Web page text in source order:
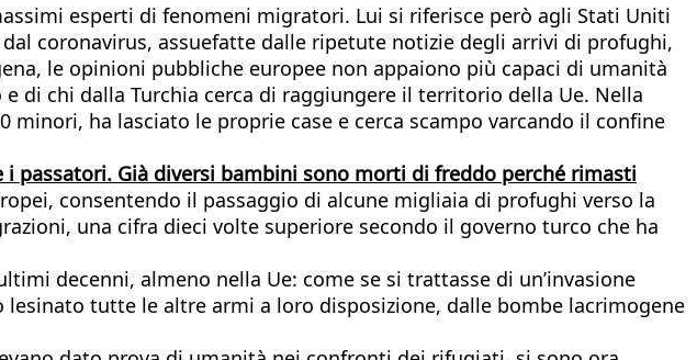
esperti di fenomeni migratori. Lui si riferisce però agli Stati Uniti
coronavirus, assuefatte dalle ripetute notizie degli arrivi di profughi,
le opinioni pubbliche europee non appaiono più capaci di umanità
chi dalla Turchia cerca di raggiungere il territorio della Ue. Nella
minori, ha lasciato le proprie case e cerca scampo varcando il confine
i passatori. Già diversi bambini sono morti di freddo perché rimasti
consentendo il passaggio di alcune migliaia di profughi verso la
una cifra dieci volte superiore secondo il governo turco che ha
decenni, almeno nella Ue: come se si trattasse di un’invasione
tutte le altre armi a loro disposizione, dalle bombe lacrimogene